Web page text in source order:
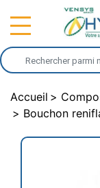
Accueil
Bouchon